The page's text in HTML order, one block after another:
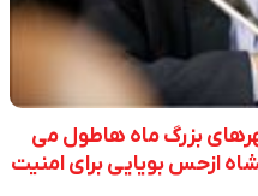
بزرگ ماه هاطول می
ازحس بویایی برای امنیت